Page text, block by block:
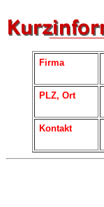
Firma
PLZ, Ort
Kontakt